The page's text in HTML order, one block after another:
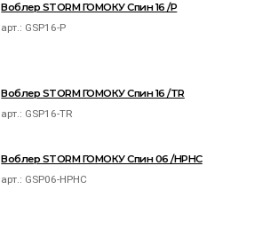
Воблер STORM ГОМОКУ Спин 16 /P
арт.: GSP16-P
Воблер STORM ГОМОКУ Спин 16 /TR
арт.: GSP16-TR
Воблер STORM ГОМОКУ Спин 06 /HPHC
арт.: GSP06-HPHC